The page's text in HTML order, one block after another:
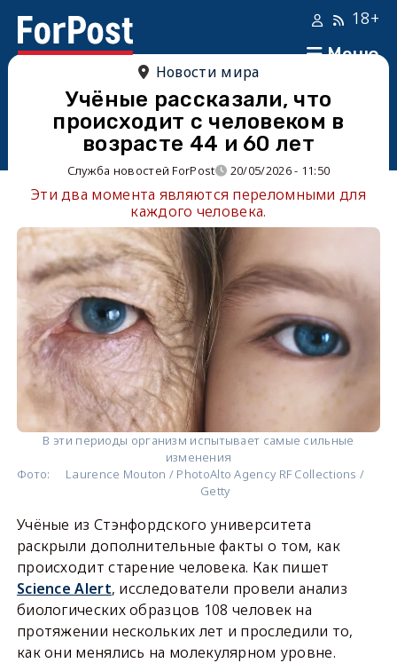
Меню
18+
Новости мира
Учёные рассказали, что
происходит с человеком в
возрасте 44 и 60 лет
Служба новостей ForPost 20/05/2026 - 11:50
Эти два момента являются переломными для
каждого человека.
В эти периоды организм испытывает самые сильные
изменения
Фото:
Laurence Mouton / PhotoAlto Agency RF Collections /
Getty
Учёные из Стэнфордского университета
раскрыли дополнительные факты о том, как
происходит старение человека. Как пишет
Science Alert, исследователи провели анализ
биологических образцов 108 человек на
протяжении нескольких лет и проследили то,
как они менялись на молекулярном уровне.